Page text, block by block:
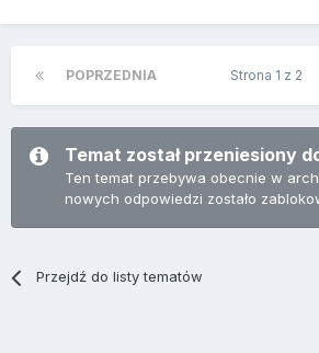
POPRZEDNIA Strona 1 z 2
Temat został przeniesiony
Ten temat przebywa obecnie w
nowych odpowiedzi zostało
Przejdź do listy tematów